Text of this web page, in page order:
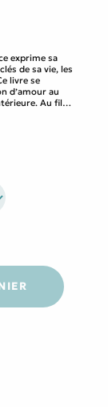
exprime sa
de sa vie, les
livre se
d’amour au
Au fil
et à percevoir